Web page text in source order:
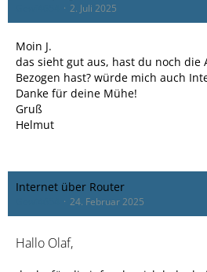
2. Juli 2025
Moin J.
das sieht gut aus, hast du noch die
Bezogen hast? würde mich auch
Danke für deine Mühe!
Gruß
Helmut
Internet über Router
24. Februar 2025
Hallo Olaf,